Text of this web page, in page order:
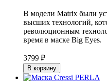
В модели Matrix были
высших технологий,
революционным
время в маске Big Eyes.
3799 ₽
В корзину